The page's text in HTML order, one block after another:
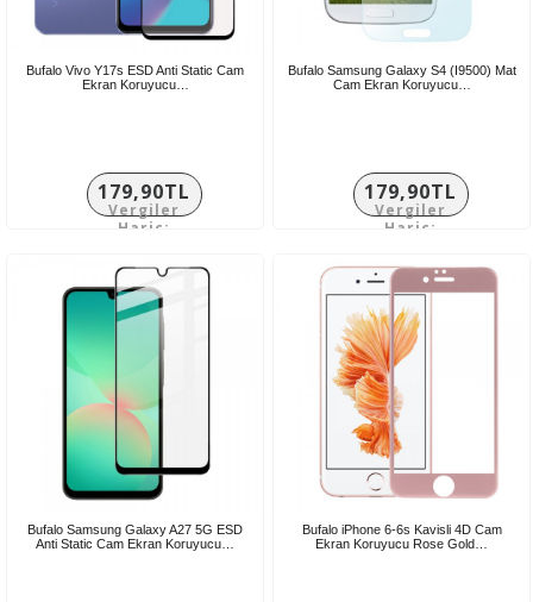
Bufalo Vivo Y17s ESD Anti Static Cam
Ekran Koruyucu…
179,90TL
Vergiler
Hariç:
Bufalo Samsung Galaxy S4 (I9500) Mat
Cam Ekran Koruyucu…
179,90TL
Vergiler
Hariç:
Bufalo Samsung Galaxy A27 5G ESD
Anti Static Cam Ekran Koruyucu…
Bufalo iPhone 6-6s Kavisli 4D Cam
Ekran Koruyucu Rose Gold…